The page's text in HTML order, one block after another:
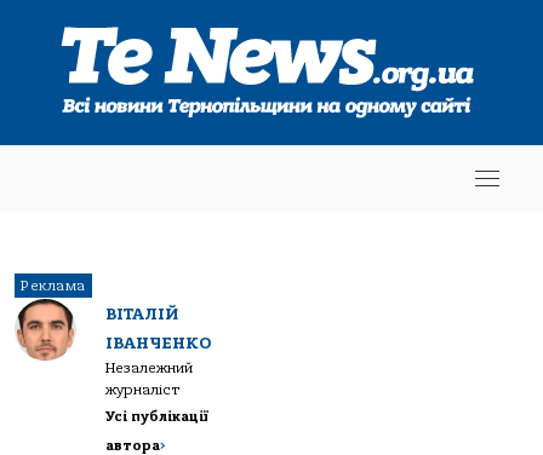
Реклама
ВІТАЛІЙ
ІВАНЧЕНКО
Незалежний
журналіст
Усі публікації
автора>